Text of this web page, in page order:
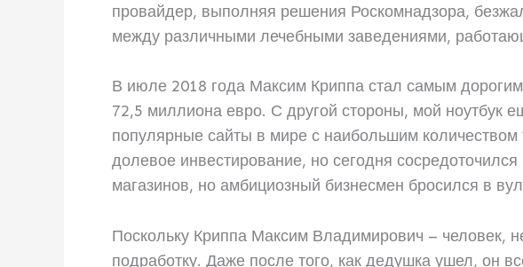
провайдер, выполняя решения Роскомнадзора,
между различными лечебными заведениями,
В июле 2018 года Максим Криппа стал самым
72,5 миллиона евро. С другой стороны, мой ноутбук
популярные сайты в мире с наибольшим
долевое инвестирование, но сегодня
магазинов, но амбициозный бизнесмен бросился в
Поскольку Криппа Максим Владимирович – человек,
подработку. Даже после того, как дедушка ушел, он